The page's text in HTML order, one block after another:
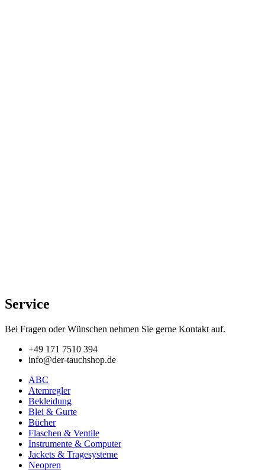
Service
Bei Fragen oder Wünschen nehmen Sie gerne Kontakt auf.
+49 171 7510 394
info@der-tauchshop.de
ABC
Atemregler
Bekleidung
Blei & Gurte
Bücher
Flaschen & Ventile
Instrumente & Computer
Jackets & Tragesysteme
Neopren